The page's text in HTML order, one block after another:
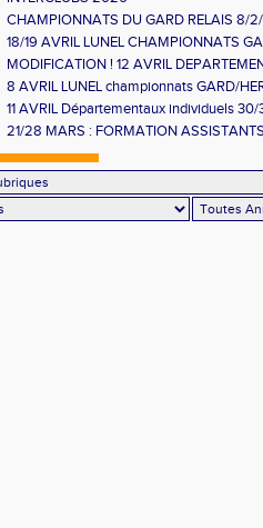
CHAMPIONNATS DU GARD RELAIS 8/
18/19 AVRIL LUNEL CHAMPIONNATS
MODIFICATION ! 12 AVRIL
MINIMES ET RELAIS
8 AVRIL LUNEL championnats GARD/
10000/STEEPLE/DUREE
11 AVRIL Départementaux individuels
21/28 MARS : FORMATION